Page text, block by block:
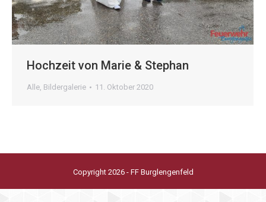
Hochzeit von Marie & Stephan
Alle, Bildergalerie 11. Oktober 2020
Copyright 2026 - FF Burglengenfeld